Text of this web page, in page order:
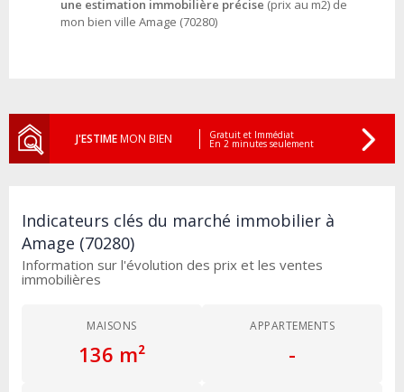
une estimation immobilière précise (prix au m2) de
mon bien ville Amage (70280)
J'ESTIMEMON BIEN Gratuit et Immédiat
En 2 minutes seulement
Indicateurs clés du marché immobilier à
Amage (70280)
Information sur l'évolution des prix et les ventes
immobilières
MAISONS
136 m²
APPARTEMENTS
-